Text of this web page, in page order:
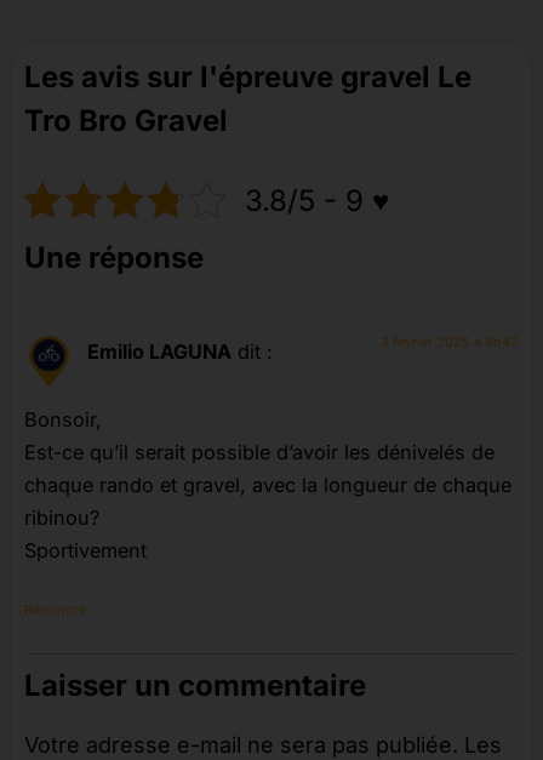
Les avis sur l'épreuve gravel Le
Tro Bro Gravel
3.8/5 - 9 ♥️
Une réponse
Emilio LAGUNA dit : 3 février 2025 à 9h43
Bonsoir,
Est-ce qu’il serait possible d’avoir les dénivelés de
chaque rando et gravel, avec la longueur de chaque
ribinou?
Sportivement
Répondre
Laisser un commentaire
Votre adresse e-mail ne sera pas publiée. Les